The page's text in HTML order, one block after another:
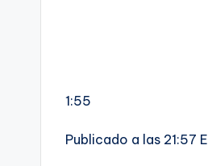
1:55
Publicado a las 21:57